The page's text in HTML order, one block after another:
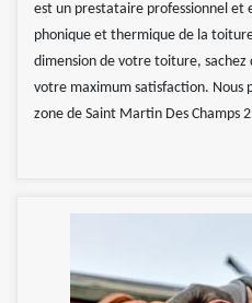
est un prestataire professionnel et
phonique et thermique de la
dimension de votre toiture, sachez
votre maximum satisfaction. Nous
zone de Saint Martin Des Champs